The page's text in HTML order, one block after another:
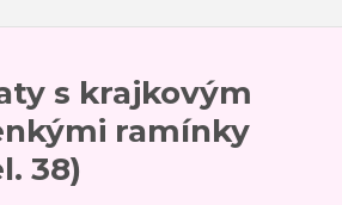
s krajkovým
ramínky
38)